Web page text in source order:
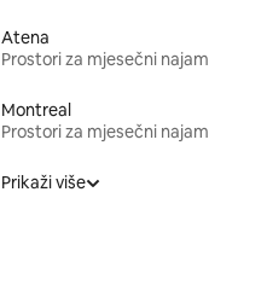
Atena
Prostori za mjesečni najam
Montreal
Prostori za mjesečni najam
Prikaži više